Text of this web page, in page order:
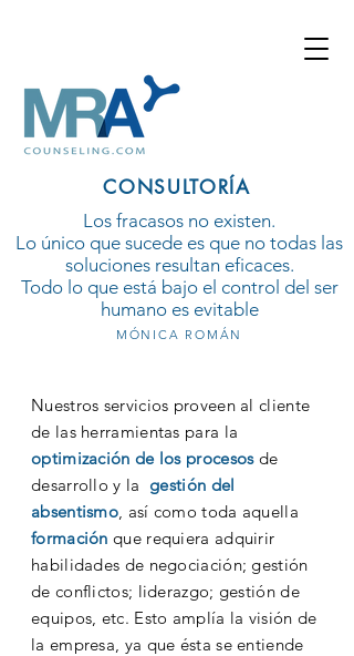
CONSULTORÍA
Los fracasos no existen.
Lo único que sucede es que no todas las
soluciones resultan eficaces.
Todo lo que está bajo el control del ser
humano es evitable
MÓNICA ROMÁN
Nuestros servicios proveen al cliente
de las herramientas para la
optimización de los procesosde
desarrollo y la gestión del
absentismo, así como toda aquella
formación que requiera adquirir
habilidades de negociación; gestión
de conflictos; liderazgo; gestión de
equipos, etc. Esto amplía la visión de
la empresa, ya que ésta se entiende